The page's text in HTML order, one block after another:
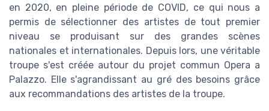
en 2020, en pleine période de COVID, ce qui nous a
permis de sélectionner des artistes de tout premier
niveau se produisant sur des grandes scènes
nationales et internationales. Depuis lors, une véritable
troupe s'est créée autour du projet commun Opera a
Palazzo. Elle s'agrandissant au gré des besoins grâce
aux recommandations des artistes de la troupe.